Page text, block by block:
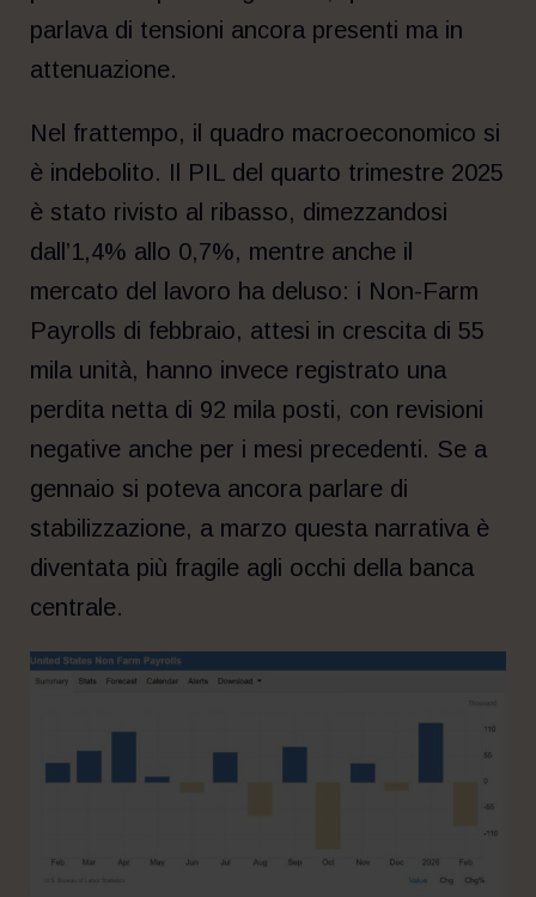
parlava di tensioni ancora presenti ma in
attenuazione.
Nel frattempo, il quadro macroeconomico si
è indebolito. Il PIL del quarto trimestre 2025
è stato rivisto al ribasso, dimezzandosi
dall’1,4% allo 0,7%, mentre anche il
mercato del lavoro ha deluso: i Non-Farm
Payrolls di febbraio, attesi in crescita di 55
mila unità, hanno invece registrato una
perdita netta di 92 mila posti, con revisioni
negative anche per i mesi precedenti. Se a
gennaio si poteva ancora parlare di
stabilizzazione, a marzo questa narrativa è
diventata più fragile agli occhi della banca
centrale.